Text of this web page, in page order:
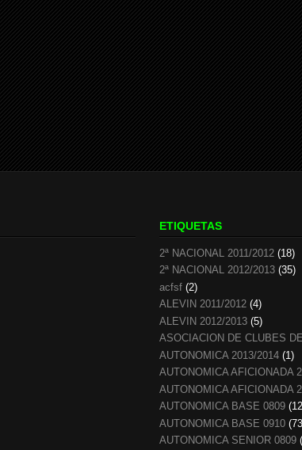
ETIQUETAS
2ª NACIONAL 2011/2012 (18)
2ª NACIONAL 2012/2013 (35)
acfsf (2)
ALEVIN 2011/2012 (4)
ALEVIN 2012/2013 (5)
ASOCIACION DE CLUBES
AUTONOMICA 2013/2014 (1)
AUTONOMICA AFICIONADA
AUTONOMICA AFICIONADA
AUTONOMICA BASE 0809
AUTONOMICA BASE 0910
AUTONOMICA SENIOR 0809